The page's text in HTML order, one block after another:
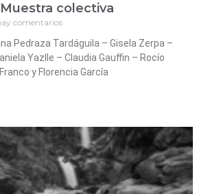
colectiva
comentarios
Pedraza Tardáguila – Gisela Zerpa –
Yazlle – Claudia Gauffin – Rocío
y Florencia García